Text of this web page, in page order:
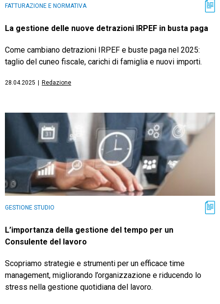
FATTURAZIONE E NORMATIVA
La gestione delle nuove detrazioni IRPEF in busta paga
Come cambiano detrazioni IRPEF e buste paga nel 2025:
taglio del cuneo fiscale, carichi di famiglia e nuovi importi.
28.04.2025 Redazione
GESTIONE STUDIO
L’importanza della gestione del tempo per un
Consulente del lavoro
Scopriamo strategie e strumenti per un efficace time
management, migliorando l’organizzazione e riducendo lo
stress nella gestione quotidiana del lavoro.